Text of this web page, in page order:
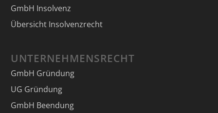
GmbH Insolvenz
Übersicht Insolvenzrecht
UNTERNEHMENSRECHT
GmbH Gründung
UG Gründung
GmbH Beendung